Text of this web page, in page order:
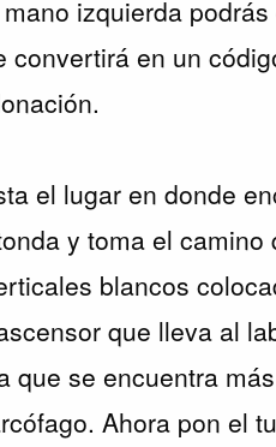
izquierda
convertirá en un
el lugar en donde
y toma el
blancos
que lleva al
que se encuentra
Ahora pon el